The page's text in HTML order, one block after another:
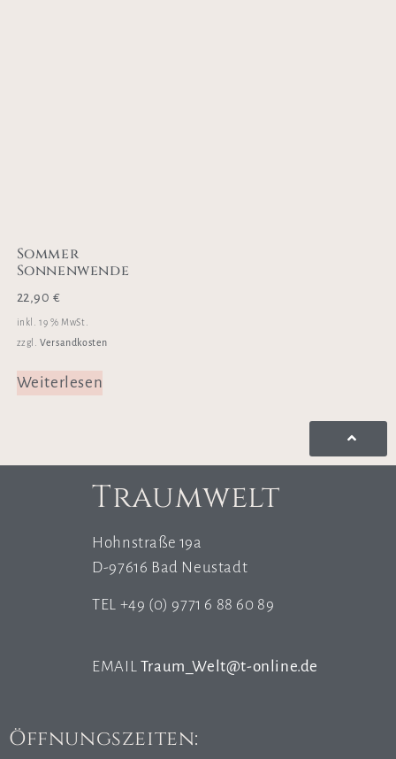
Sommer
Sonnenwende
22,90€
inkl. 19 % MwSt.
zzgl.Versandkosten
Weiterlesen
Traumwelt
Hohnstraße 19a
D-97616 Bad Neustadt
TEL +49 (0) 9771 6 88 60 89
EMAIL Traum_Welt@t-online.de
Öffnungszeiten: